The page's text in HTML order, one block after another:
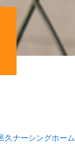
久ナーシングホーム